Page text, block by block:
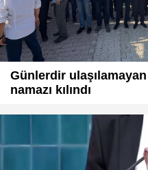
Günlerdir
namazı kılındı